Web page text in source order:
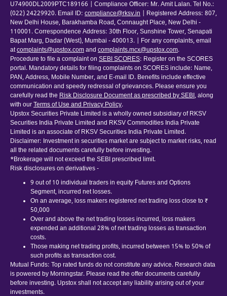
U74900DL2009PTC189166 | Compliance Officer: Mr. Amit Lalan. Tel No.:
(022) 24229920. Email ID: compliance@rksv.in
| Registered Address: 807,
New Delhi House, Barakhamba Road, Connaught Place, New Delhi -
110001. Correspondence Address: 30th Floor, Sunshine Tower, Senapati
Bapat Marg, Dadar (West), Mumbai - 400013. | For any complaints, email
atcomplaints@upstox.comand complaints.mcx@upstox.com.
Procedure to file a complaint on SEBI SCORES: Register on the SCORES
portal. Mandatory details for filing complaints on SCORES include: Name,
PAN, Address, Mobile Number, and E-mail ID. Benefits include effective
communication and speedy redressal of grievances. Please ensure you
carefully read the Risk Disclosure Document as prescribed by SEBI, along
with ourTerms of Use and Privacy Policy.
Upstox Securities Private Limited is a wholly owned subsidiary of RKSV
Securities India Private Limited and RKSV Commodities India Private
Limited is an associate of RKSV Securities India Private Limited.
Disclaimer: Investment in securities market are subject to market risks, read
all the related documents carefully before investing.
*Brokerage will not exceed the SEBI prescribed limit.
Risk disclosures on derivatives -
9 out of 10 individual traders in equity Futures and Options
Segment, incurred net losses.
On an average, loss makers registered net trading loss close to ₹
50,000
Over and above the net trading losses incurred, loss makers
expended an additional 28% of net trading losses as transaction
costs.
Those making net trading profits, incurred between 15% to 50% of
such profits as transaction cost.
Mutual Funds: Top rated funds do not constitute any advice. Research data
is powered by Morningstar. Please read the offer documents carefully
before investing. Upstox shall not accept any liability arising out of your
investments.